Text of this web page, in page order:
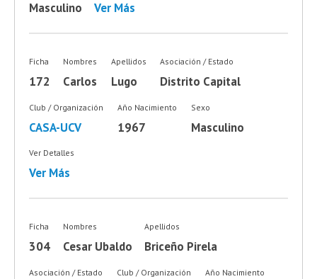
Masculino Ver Más
Ficha
172
Nombres
Carlos
Apellidos
Lugo
Asociación / Estado
Distrito Capital
Club / Organización
CASA-UCV
Año Nacimiento
1967
Sexo
Masculino
Ver Detalles
Ver Más
Ficha
304
Nombres
Cesar Ubaldo
Apellidos
Briceño Pirela
Asociación / Estado Club / Organización Año Nacimiento